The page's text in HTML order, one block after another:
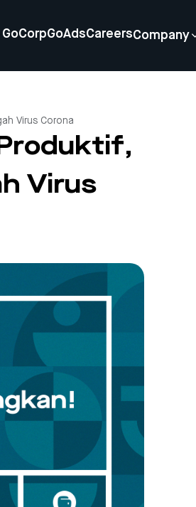
GoCorpGoAdsCareersCompany
Virus Corona
Virus